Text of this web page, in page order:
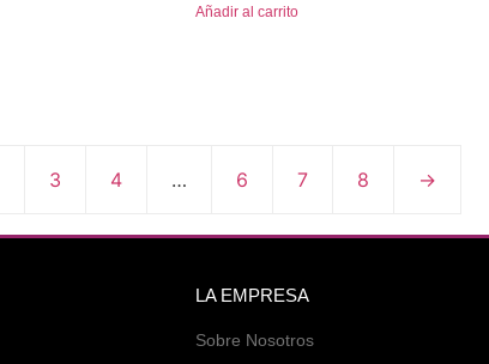
Añadir al carrito
3 4 … 6 7 8 →
LA EMPRESA
Sobre Nosotros